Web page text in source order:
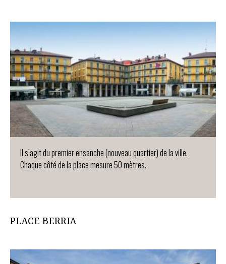
Il s’agit du premier ensanche (nouveau quartier) de la ville.
Chaque côté de la place mesure 50 mètres.
PLACE BERRIA